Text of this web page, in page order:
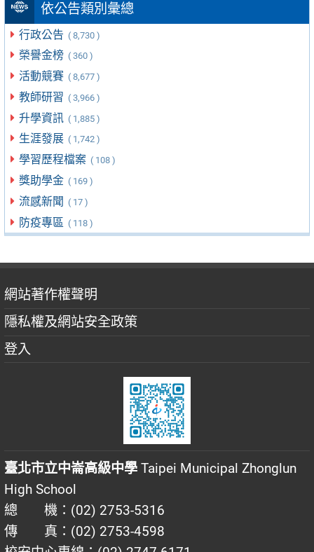
依公告類別彙總
行政公告 ( 8,730 )
榮譽金榜 ( 360 )
活動競賽 ( 8,677 )
教師研習 ( 3,966 )
升學資訊 ( 1,885 )
生涯發展 ( 1,742 )
學習歷程檔案 ( 108 )
獎助學金 ( 169 )
流感新聞 ( 17 )
防疫專區 ( 118 )
網站著作權聲明
隱私權及網站安全政策
登入
臺北市立中崙高級中學 Taipei Municipal Zhonglun
High School
總 機：(02) 2753-5316
傳 真：(02) 2753-4598